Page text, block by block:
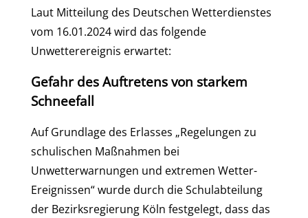
Laut Mitteilung des Deutschen Wetterdienstes
vom 16.01.2024 wird das folgende
Unwetterereignis erwartet:
Gefahr des Auftretens von starkem
Schneefall
Auf Grundlage des Erlasses „Regelungen zu
schulischen Maßnahmen bei
Unwetterwarnungen und extremen Wetter-
Ereignissen“ wurde durch die Schulabteilung
der Bezirksregierung Köln festgelegt, dass das